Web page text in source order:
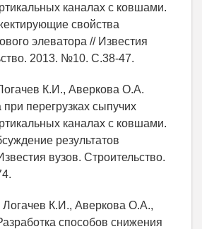
каналах с ковшами.
свойства
элеватора // Известия
2013. №10. С.38-47.
К.И., Аверкова О.А.
перегрузках сыпучих
каналах с ковшами.
результатов
вузов. Строительство.
К.И., Аверкова О.А.,
способов снижения